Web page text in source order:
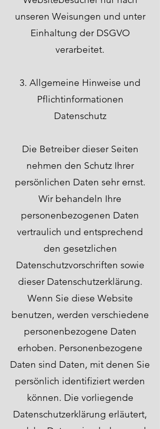
unseren Weisungen und unter
Einhaltung der DSGVO
verarbeitet.
3. Allgemeine Hinweise und
Pflichtinformationen
Datenschutz
Die Betreiber dieser Seiten
nehmen den Schutz Ihrer
persönlichen Daten sehr ernst.
Wir behandeln Ihre
personenbezogenen Daten
vertraulich und entsprechend
den gesetzlichen
Datenschutzvorschriften sowie
dieser Datenschutzerklärung.
Wenn Sie diese Website
benutzen, werden verschiedene
personenbezogene Daten
erhoben. Personenbezogene
Daten sind Daten, mit denen Sie
persönlich identifiziert werden
können. Die vorliegende
Datenschutzerklärung erläutert,